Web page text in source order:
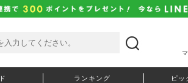
ランキング ピッ